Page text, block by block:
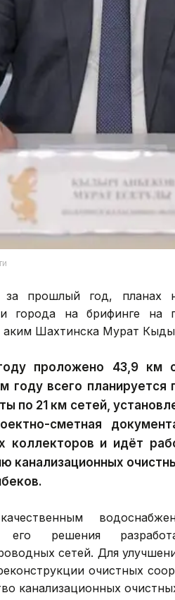
за прошлый год, планах
города на брифинге на
аким Шахтинска Мурат
проложено 43,9 км
году всего
по 21 км сетей,
сметная
коллекторов и идёт
канализационных
решения
сетей. Для
очистных
канализационных